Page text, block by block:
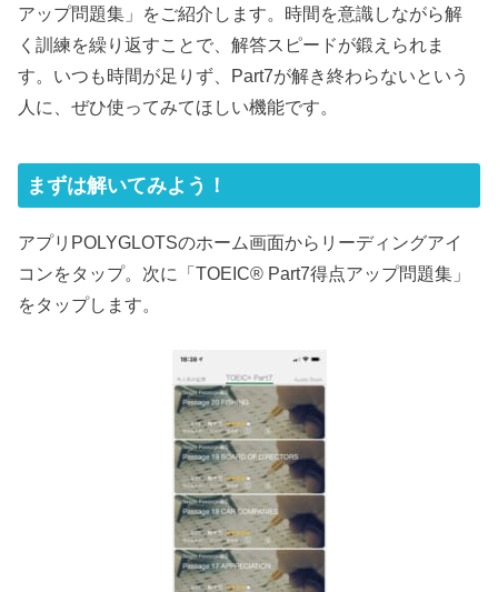
アップ問題集」をご紹介します。時間を意識しながら解
く訓練を繰り返すことで、解答スピードが鍛えられま
す。いつも時間が足りず、Part7が解き終わらないという
人に、ぜひ使ってみてほしい機能です。
まずは解いてみよう！
アプリPOLYGLOTSのホーム画面からリーディングアイ
コンをタップ。次に「TOEIC® Part7得点アップ問題集」
をタップします。